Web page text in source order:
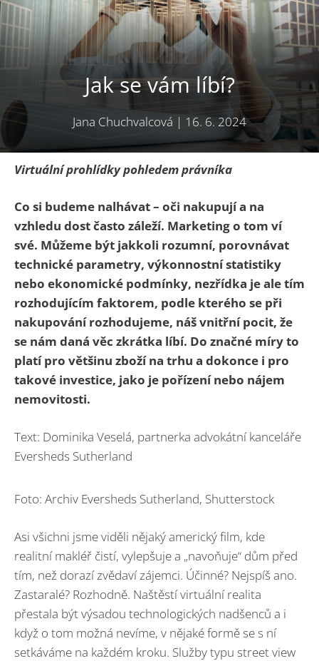
Jak se vám líbí?
Jana Chuchvalcová | 16. 6. 2024
Virtuální prohlídky pohledem právníka
Co si budeme nalhávat – oči nakupují a na
vzhledu dost často záleží. Marketing o tom ví
své. Můžeme být jakkoli rozumní, porovnávat
technické parametry, výkonnostní statistiky
nebo ekonomické podmínky, nezřídka je ale tím
rozhodujícím faktorem, podle kterého se při
nakupování rozhodujeme, náš vnitřní pocit, že
se nám daná věc zkrátka líbí. Do značné míry to
platí pro většinu zboží na trhu a dokonce i pro
takové investice, jako je pořízení nebo nájem
nemovitosti.
Text: Dominika Veselá, partnerka advokátní kanceláře
Eversheds Sutherland
Foto: Archiv Eversheds Sutherland, Shutterstock
Asi všichni jsme viděli nějaký americký film, kde
realitní makléř čistí, vylepšuje a „navoňuje“ dům před
tím, než dorazí zvědaví zájemci. Účinné? Nejspíš ano.
Zastaralé? Rozhodně. Naštěstí virtuální realita
přestala být výsadou technologických nadšenců a i
když o tom možná nevíme, v nějaké formě se s ní
setkáváme na každém kroku. Služby typu street view